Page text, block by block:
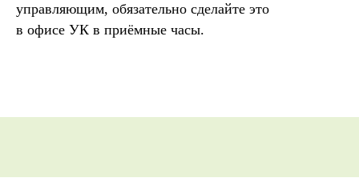
управляющим, обязательно сделайте это
в офисе УК в приёмные часы.